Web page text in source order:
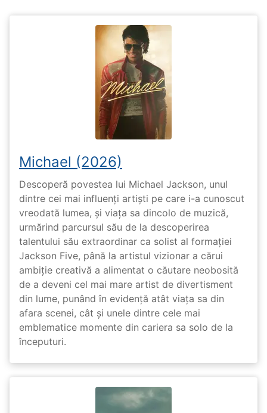
Michael (2026)
Descoperă povestea lui Michael Jackson, unul
dintre cei mai influenți artiști pe care i-a cunoscut
vreodată lumea, și viața sa dincolo de muzică,
urmărind parcursul său de la descoperirea
talentului său extraordinar ca solist al formației
Jackson Five, până la artistul vizionar a cărui
ambiție creativă a alimentat o căutare neobosită
de a deveni cel mai mare artist de divertisment
din lume, punând în evidență atât viața sa din
afara scenei, cât și unele dintre cele mai
emblematice momente din cariera sa solo de la
începuturi.